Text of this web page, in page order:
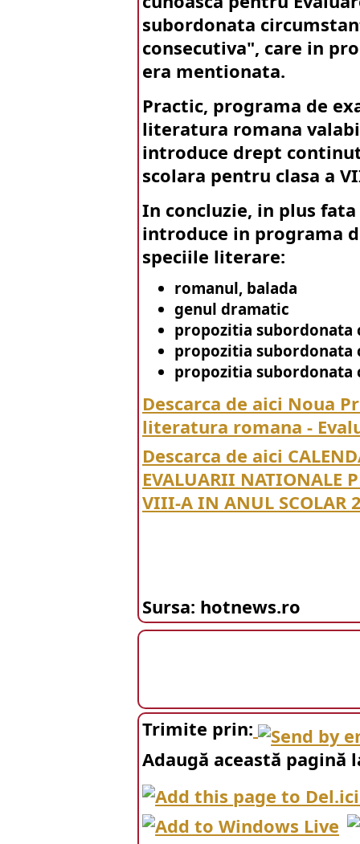
subordonata
consecutiva", care in
era mentionata.
Practic, programa de
literatura romana
introduce drept
scolara pentru clasa a
In concluzie, in plus
introduce in programa
speciile literare:
romanul, balada
genul dramatic
propozitia
propozitia
propozitia subordonata
Descarca de aici Noua
literatura romana -
Descarca de aici
EVALUARII NATIONALE
VIII-A IN ANUL SCOLAR
Sursa: hotnews.ro
Trimite prin:
Adaugă această pagină